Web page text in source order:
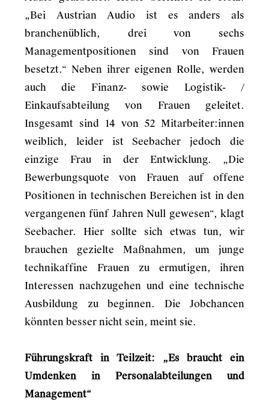
„Bei Austrian Audio ist es anders als
branchenüblich, drei von sechs
Managementpositionen sind von Frauen
besetzt.“ Neben ihrer eigenen Rolle, werden
auch die Finanz- sowie Logistik- /
Einkaufsabteilung von Frauen geleitet.
Insgesamt sind 14 von 52 Mitarbeiter:innen
weiblich, leider ist Seebacher jedoch die
einzige Frau in der Entwicklung. „Die
Bewerbungsquote von Frauen auf offene
Positionen in technischen Bereichen ist in den
vergangenen fünf Jahren Null gewesen“, klagt
Seebacher. Hier sollte sich etwas tun, wir
brauchen gezielte Maßnahmen, um junge
technikaffine Frauen zu ermutigen, ihren
Interessen nachzugehen und eine technische
Ausbildung zu beginnen. Die Jobchancen
könnten besser nicht sein, meint sie.
Führungskraft in Teilzeit: „Es braucht ein
Umdenken in Personalabteilungen und
Management“